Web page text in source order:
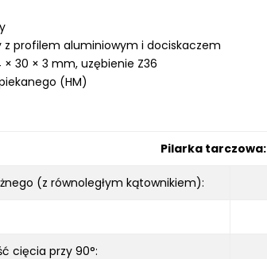
z profilem aluminiowym i dociskaczem
30 × 3 mm, uzębienie Z36
(HM)
Pilarka tarczowa:
(z równoległym kątownikiem):
cięcia przy 90°: